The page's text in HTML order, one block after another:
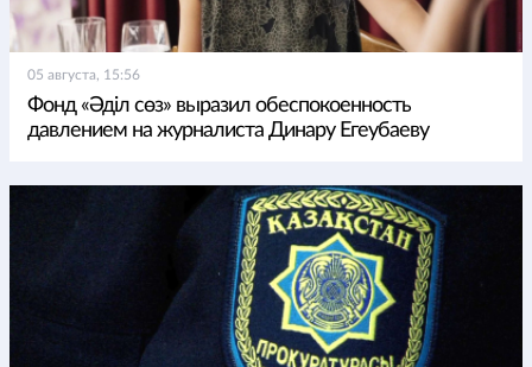
05 августа, 15:56
Фонд «Әділ сөз» выразил обеспокоенность
давлением на журналиста Динару Егеубаеву